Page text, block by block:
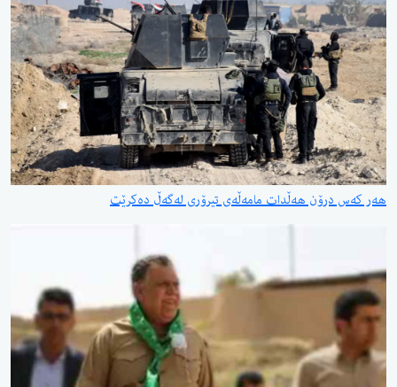
هەر کەس درۆن هەڵدات مامەڵەی تیرۆری لەگەڵ دەکرێت